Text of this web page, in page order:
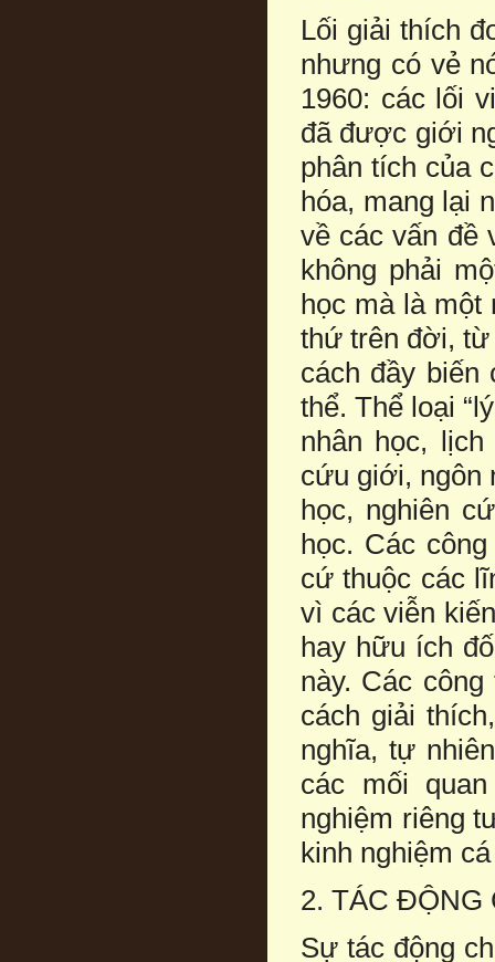
Lối giải thích
nhưng có vẻ
1960: các lối
đã được giới
phân tích của
hóa, mang lại
về các vấn đề
không phải
học mà là một
thứ trên đời, từ
cách đầy biến
thể. Thể loại
nhân học,
cứu giới, ngôn
học, nghiên
học. Các
cứ thuộc các
vì các viễn
hay hữu ích
này. Các
cách giải
nghĩa, tự
các mối
nghiệm riêng
kinh nghiệm
2. TÁC ĐỘNG
Sự tác động